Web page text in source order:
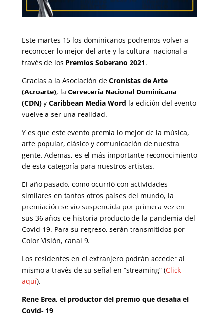
Este martes 15 los dominicanos podremos volver a
reconocer lo mejor del arte y la cultura nacional a
través de los Premios Soberano 2021.
Gracias a la Asociación de Cronistas de Arte
(Acroarte), la Cervecería Nacional Dominicana
(CDN)yCaribbean Media Word la edición del evento
vuelve a ser una realidad.
Y es que este evento premia lo mejor de la música,
arte popular, clásico y comunicación de nuestra
gente. Además, es el más importante reconocimiento
de esta categoría para nuestros artistas.
El año pasado, como ocurrió con actividades
similares en tantos otros países del mundo, la
premiación se vio suspendida por primera vez en
sus 36 años de historia producto de la pandemia del
Covid-19. Para su regreso, serán transmitidos por
Color Visión, canal 9.
Los residentes en el extranjero podrán acceder al
mismo a través de su señal en “streaming” (Click
aquí).
René Brea, el productor del premio que desafía el
Covid- 19